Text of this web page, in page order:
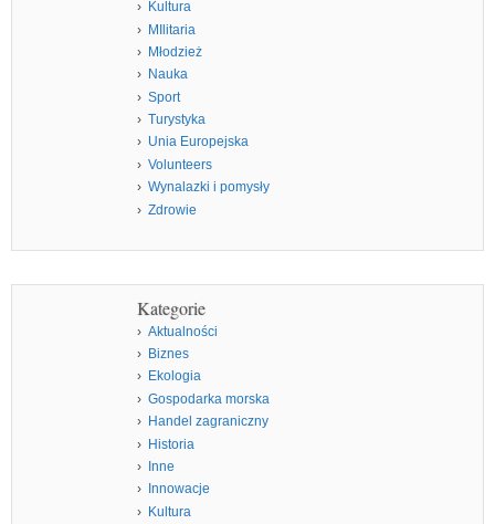
Kultura
MIlitaria
Młodzież
Nauka
Sport
Turystyka
Unia Europejska
Volunteers
Wynalazki i pomysły
Zdrowie
Kategorie
Aktualności
Biznes
Ekologia
Gospodarka morska
Handel zagraniczny
Historia
Inne
Innowacje
Kultura